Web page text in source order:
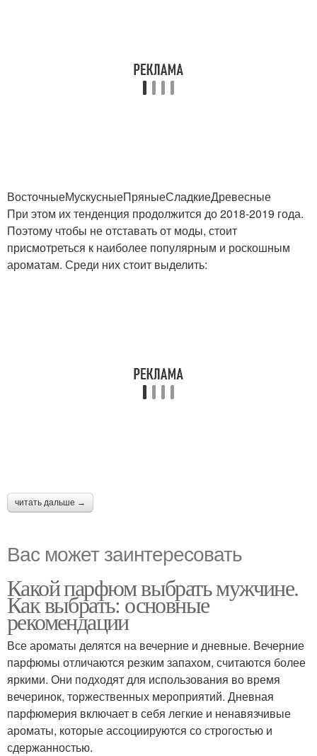
ВосточныеМускусныеПряныеСладкиеДревесные
При этом их тенденция продолжится до 2018-2019 года.
Поэтому чтобы не отставать от моды, стоит
присмотреться к наиболее популярным и роскошным
ароматам. Среди них стоит выделить:
читать дальше →
Вас может заинтересовать
Какой парфюм выбрать мужчине.
Как выбрать: основные
рекомендации
Все ароматы делятся на вечерние и дневные. Вечерние
парфюмы отличаются резким запахом, считаются более
яркими. Они подходят для использования во время
вечеринок, торжественных мероприятий. Дневная
парфюмерия включает в себя легкие и ненавязчивые
ароматы, которые ассоциируются со строгостью и
сдержанностью.